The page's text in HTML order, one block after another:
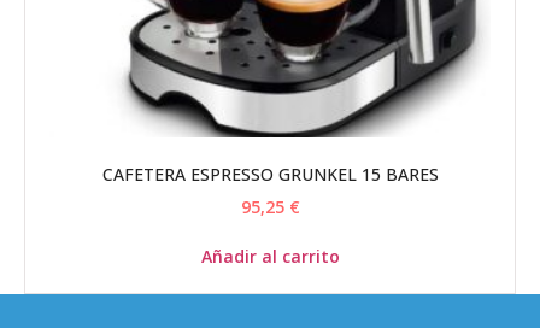
CAFETERA ESPRESSO GRUNKEL 15 BARES
95,25 €
Añadir al carrito